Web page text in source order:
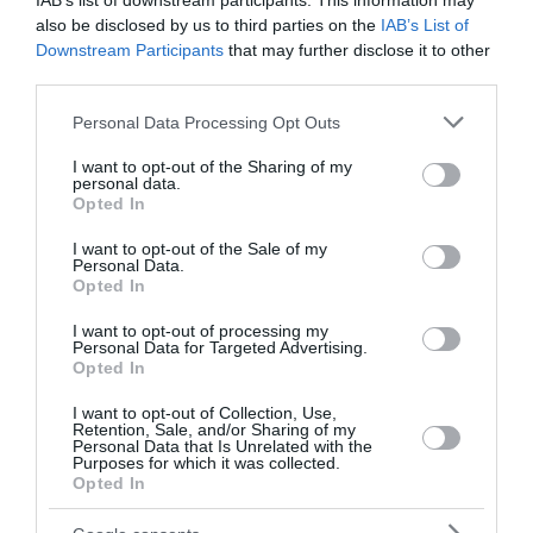
also be disclosed by us to third parties on the IAB’s List of
Downstream Participants that may further disclose it to other
Please note that this website/app uses one or more Google
not limited to your visit or usage behaviour. You may click to
grant or deny consent to Google and its third-party tags to
use your data for below specified purposes in below Google
consent section.
Personal Data Processing Opt Outs
I want to opt-out of the Sharing of my
personal data.
Opted In
I want to opt-out of the Sale of my
Personal Data.
Opted In
I want to opt-out of processing my
Personal Data for Targeted Advertising.
Opted In
I want to opt-out of Collection, Use,
Retention, Sale, and/or Sharing of my
Personal Data that Is Unrelated with the
Purposes for which it was collected.
Opted In
22 Ιουλίου 2024
Αμετανόητοι παρά τις τραγωδίες: Άνω-κάτω
κρητικό γλέντι - Πυροβολούσαν μέσα στον
κόσμο!